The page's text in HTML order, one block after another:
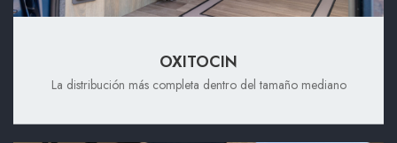
OXITOCIN
La distribución más completa dentro del tamaño mediano